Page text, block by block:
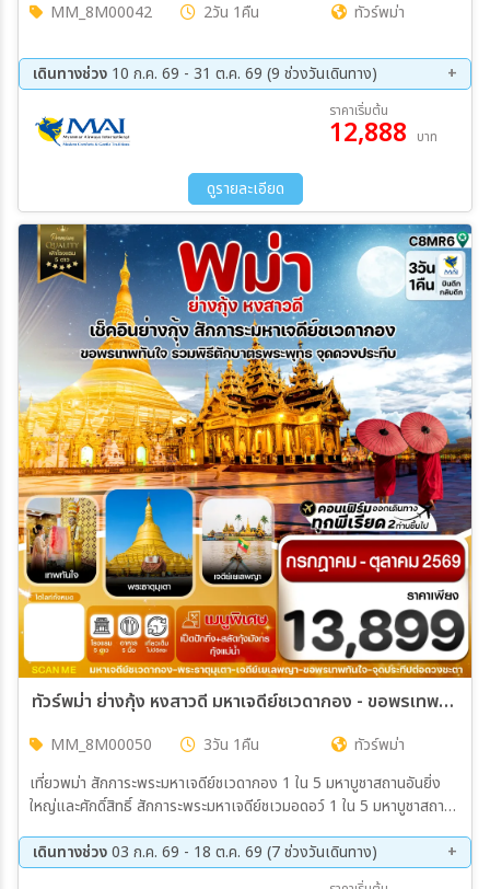
MM_8M00042 2วัน 1คืน ทัวร์พม่า
เดินทางช่วง 10 ก.ค. 69 - 31 ต.ค. 69 (9 ช่วงวันเดินทาง)
28 ส.ค. 69 - 29 ส.ค. 69
11 ก.ย. 69 - 12 ก.ย. 69
18 ก.ย. 69 - 19 ก.ย. 69
25 ก.ย. 69 - 26 ก.ย. 69
02 ต.ค. 69 - 03 ต.ค. 69
16 ต.ค. 69 - 17 ต.ค. 69
ราคาเริ่มต้น
12,888 บาท
ดูรายละเอียด
ทัวร์พม่า ย่างกุ้ง หงสาวดี มหาเจดีย์ชเวดากอง - ขอพรเทพทันใจ 3วัน 1คืน (8M)
MM_8M00050 3วัน 1คืน
ทัวร์พม่า
เที่ยวพม่า สักการะพระมหาเจดีย์ชเวดากอง 1 ใน 5 มหาบูชาสถานอันยิ่ง
ใหญ่และศักดิ์สิทธิ์ สักการะพระมหาเจดีย์ชเวมอดอว์ 1 ใน 5 มหาบูชาสถาน
พรแล้วสัมฤทธิ์ผล พระนอนตาหวาน พระพุทธรูปขนาดใหญ่ บูชาสถานที่มี
ความงดงามและอ่อนช้อย ไหว้พระอุปคุต ณ เจดีย์กลางน้ำ เยเลพญา ช้อป
เดินทางช่วง03 ก.ค. 69 - 18 ต.ค. 69 (7 ช่วงวันเดินทาง)
14 ส.ค. 69 - 16 ส.ค. 69